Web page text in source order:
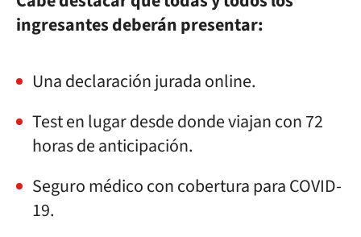
ingresantes deberán presentar:
Una declaración jurada online.
Test en lugar desde donde viajan con 72
horas de anticipación.
Seguro médico con cobertura para COVID-
19.